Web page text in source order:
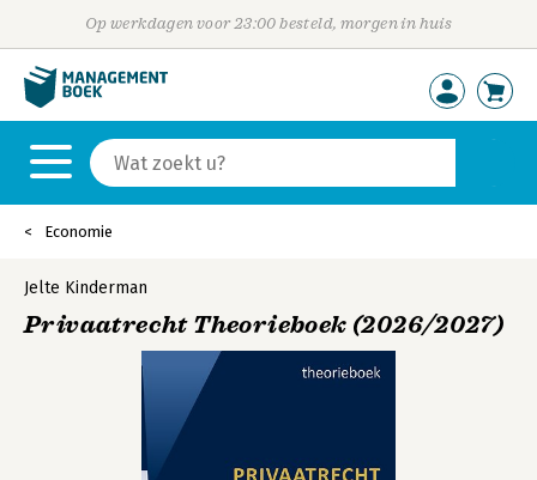
Op werkdagen voor 23:00 besteld, morgen in huis
Economie
Jelte Kinderman
Privaatrecht Theorieboek (2026/2027)